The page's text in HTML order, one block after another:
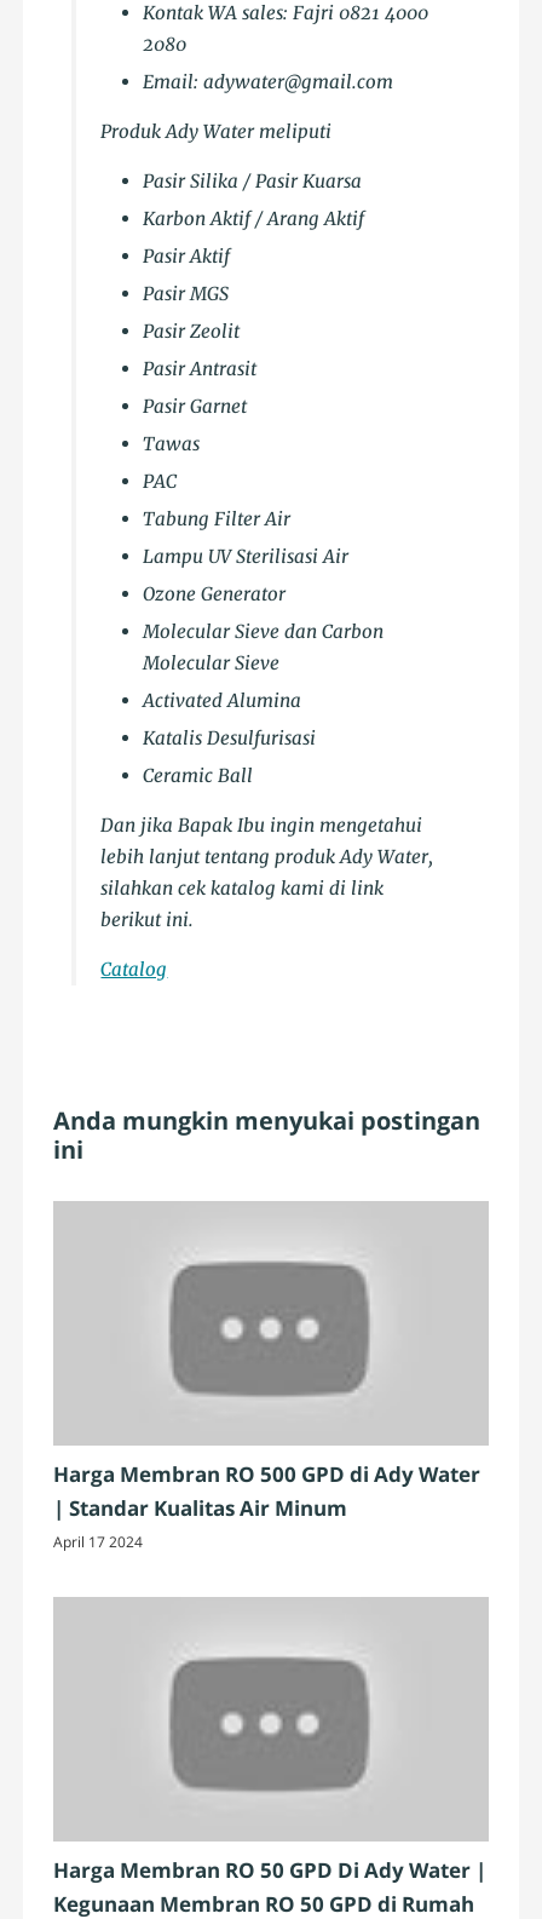
Kontak WA sales: Fajri 0821 4000
2080
Email: adywater@gmail.com
Produk Ady Water meliputi
Pasir Silika / Pasir Kuarsa
Karbon Aktif / Arang Aktif
Pasir Aktif
Pasir MGS
Pasir Zeolit
Pasir Antrasit
Pasir Garnet
Tawas
PAC
Tabung Filter Air
Lampu UV Sterilisasi Air
Ozone Generator
Molecular Sieve dan Carbon
Molecular Sieve
Activated Alumina
Katalis Desulfurisasi
Ceramic Ball
Dan jika Bapak Ibu ingin mengetahui
lebih lanjut tentang produk Ady Water,
silahkan cek katalog kami di link
berikut ini.
Catalog
Anda mungkin menyukai postingan
ini
Harga Membran RO 500 GPD di Ady Water
| Standar Kualitas Air Minum
April 17 2024
Harga Membran RO 50 GPD Di Ady Water |
Kegunaan Membran RO 50 GPD di Rumah